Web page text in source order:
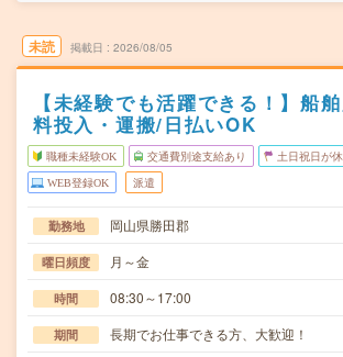
未読 掲載日 2026/08/05
【未経験でも活躍できる！】船
料投入・運搬/日払いOK
職種未経験OK 交通費別途支給あり 土日祝日が
WEB登録OK 派遣
勤務地 岡山県勝田郡
曜日頻度 月～金
時間 08:30～17:00
期間 長期でお仕事できる方、大歓迎！